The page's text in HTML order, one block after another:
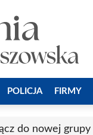
POLICJA FIRMY
do nowej grupy